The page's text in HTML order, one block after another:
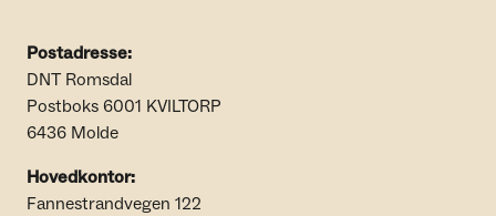
Postadresse:
DNT Romsdal
Postboks 6001 KVILTORP
6436 Molde
Hovedkontor:
Fannestrandvegen 122